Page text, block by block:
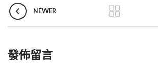
NEWER
發佈留言